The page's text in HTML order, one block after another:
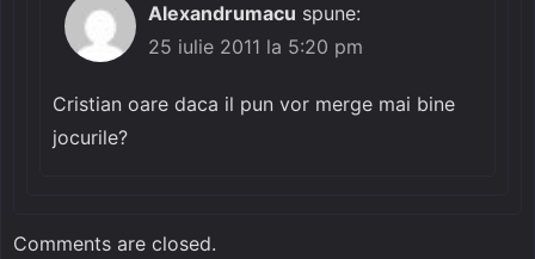
Alexandrumacu spune:
25 iulie 2011 la 5:20 pm
Cristian oare daca il pun vor merge mai bine
jocurile?
Comments are closed.